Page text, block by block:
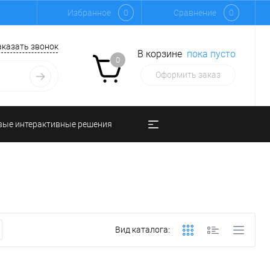
Избранное 0 Сравнение 0
звонок
0
В корзине пока пусто
Оформить заказ
интерактивные решения
Вид каталога: